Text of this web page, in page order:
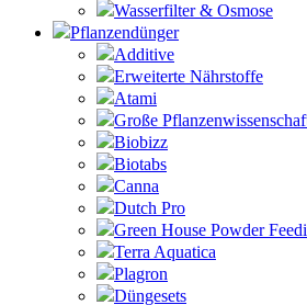
Wasserfilter & Osmose
Pflanzendünger
Additive
Erweiterte Nährstoffe
Atami
Große
Biobizz
Biotabs
Canna
Dutch Pro
Green House Powder
Terra Aquatica
Plagron
Düngesets